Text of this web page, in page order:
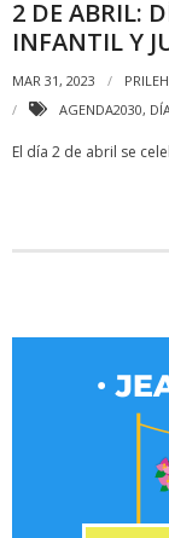
2 DE ABRIL:
INFANTIL Y
MAR 31, 2023
AGENDA2030,
El día 2 de abril se